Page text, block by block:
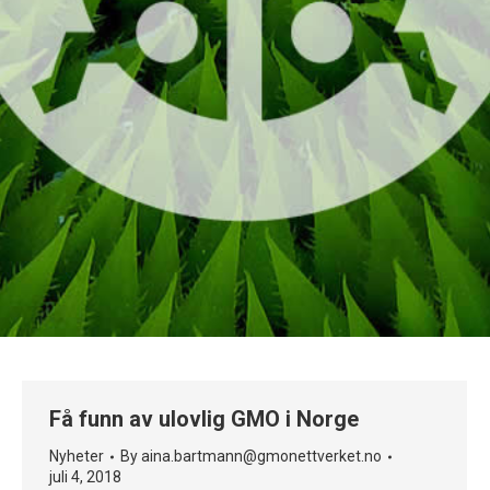
Få funn av ulovlig GMO i Norge
Nyheter Byaina.bartmann@gmonettverket.no
juli 4, 2018